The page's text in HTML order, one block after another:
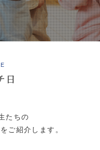
日
たちの
ご紹介します。